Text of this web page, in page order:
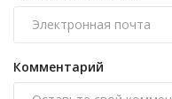
Комментарий